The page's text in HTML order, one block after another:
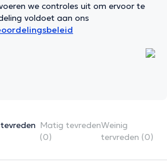
we controles uit om ervoor te
voldoet aan ons
Matig tevreden
(0)
Weinig
tervreden (0)